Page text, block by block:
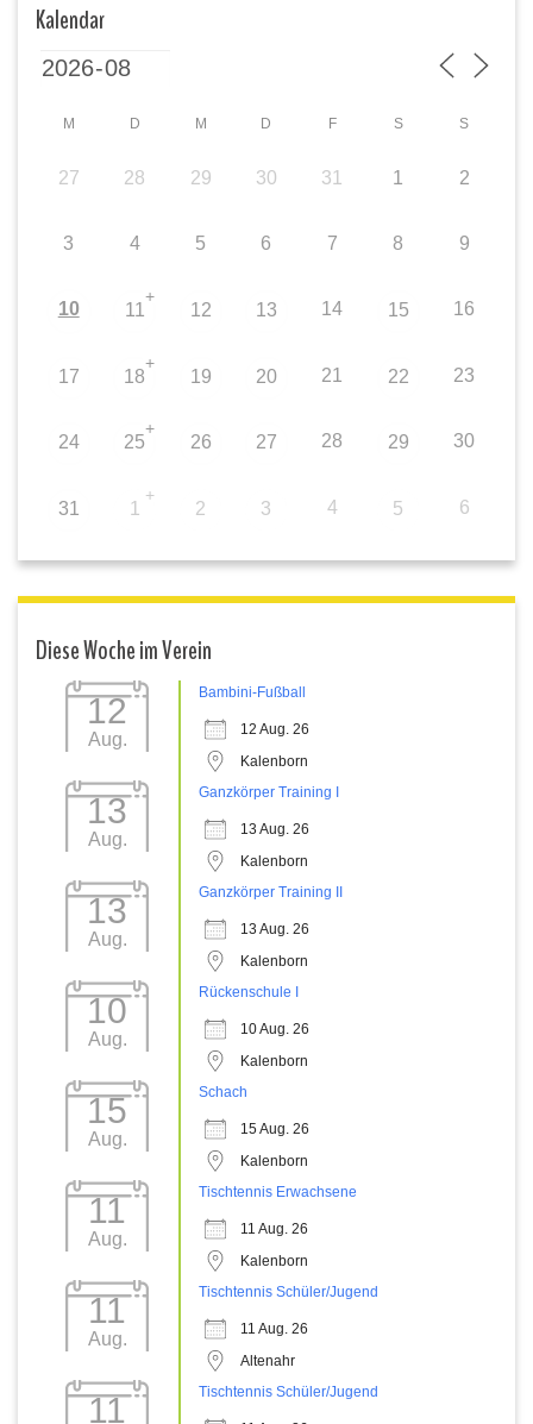
Kalendar
M D M D F S S
27 28 29 30 31 1 2
3 4 5 6 7 8 9
10 11
+
12 13 14 15 16
17 18
+
19 20 21 22 23
24 25
+
26 27 28 29 30
31 1
+
2 3 4 5 6
Diese Woche im Verein
12
Aug.
Bambini-Fußball
12 Aug. 26
Kalenborn
13
Aug.
Ganzkörper Training I
13 Aug. 26
Kalenborn
13
Aug.
Ganzkörper Training II
13 Aug. 26
Kalenborn
10
Aug.
Rückenschule I
10 Aug. 26
Kalenborn
15
Aug.
Schach
15 Aug. 26
Kalenborn
11
Aug.
Tischtennis Erwachsene
11 Aug. 26
Kalenborn
11
Aug.
Tischtennis Schüler/Jugend
11 Aug. 26
Altenahr
11 Tischtennis Schüler/Jugend